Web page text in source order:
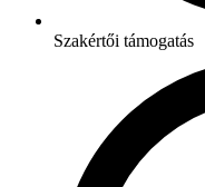
Szakértői támogatás